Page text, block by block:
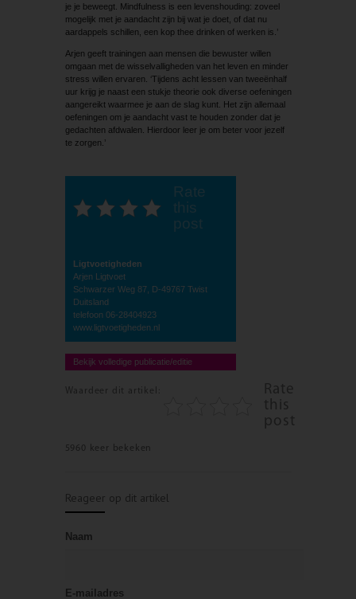
je je beweegt. Mindfulness is een levenshouding: zoveel
mogelijk met je aandacht zijn bij wat je doet, of dat nu
aardappels schillen, een kop thee drinken of werken is.’
Arjen geeft trainingen aan mensen die bewuster willen
omgaan met de wisselvalligheden van het leven en minder
stress willen ervaren. ‘Tijdens acht lessen van tweeënhalf
uur krijg je naast een stukje theorie ook diverse oefeningen
aangereikt waarmee je aan de slag kunt. Het zijn allemaal
oefeningen om je aandacht vast te houden zonder dat je
gedachten afdwalen. Hierdoor leer je om beter voor jezelf
te zorgen.’
Rate
this
post
Ligtvoetigheden
Arjen Ligtvoet
Schwarzer Weg 87, D-49767 Twist
Duitsland
telefoon 06-28404923
www.ligtvoetigheden.nl
Bekijk volledige publicatie/editie
Waardeer dit artikel:
Rate
this
post
5960 keer bekeken
Reageer op dit artikel
Naam
E-mailadres